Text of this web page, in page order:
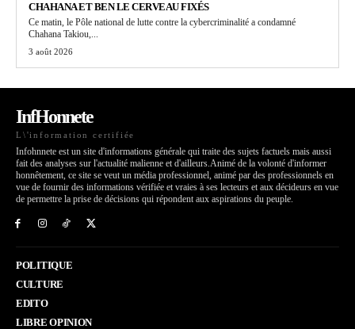
CHAHANA ET BEN LE CERVEAU FIXÉS
Ce matin, le Pôle national de lutte contre la cybercriminalité a condamné
Chahana Takiou,...
3 août 2026
InfHonnete
L\'information certifiée
Infohnnete est un site d'informations générale qui traite des sujets factuels mais aussi
fait des analyses sur l'actualité malienne et d'ailleurs.Animé de la volonté d'informer
honnêtement, ce site se veut un média professionnel, animé par des professionnels en
vue de fournir des informations vérifiée et vraies à ses lecteurs et aux décideurs en vue
de permettre la prise de décisions qui répondent aux aspirations du peuple.
POLITIQUE
CULTURE
EDITO
LIBRE OPINION